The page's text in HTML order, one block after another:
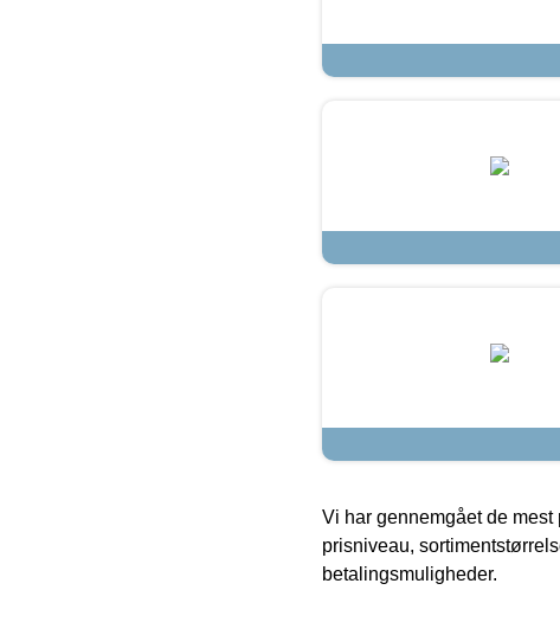
Vi har gennemgået de
prisniveau,
betalingsmuligheder.